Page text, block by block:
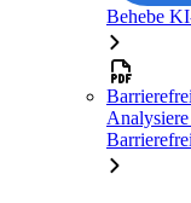
Behebe